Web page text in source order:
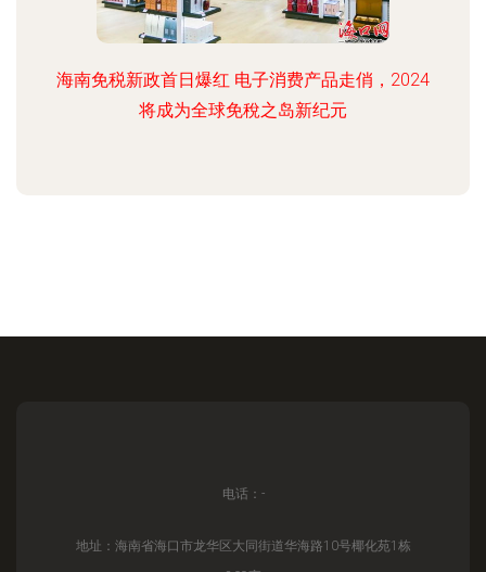
海南免税新政首日爆红 电子消费产品走俏，2024
将成为全球免稅之岛新纪元
电话：-
地址：海南省海口市龙华区大同街道华海路10号椰化苑1栋